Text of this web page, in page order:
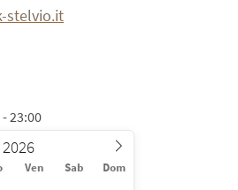
stelvio.it
23:00
Ven Sab Dom